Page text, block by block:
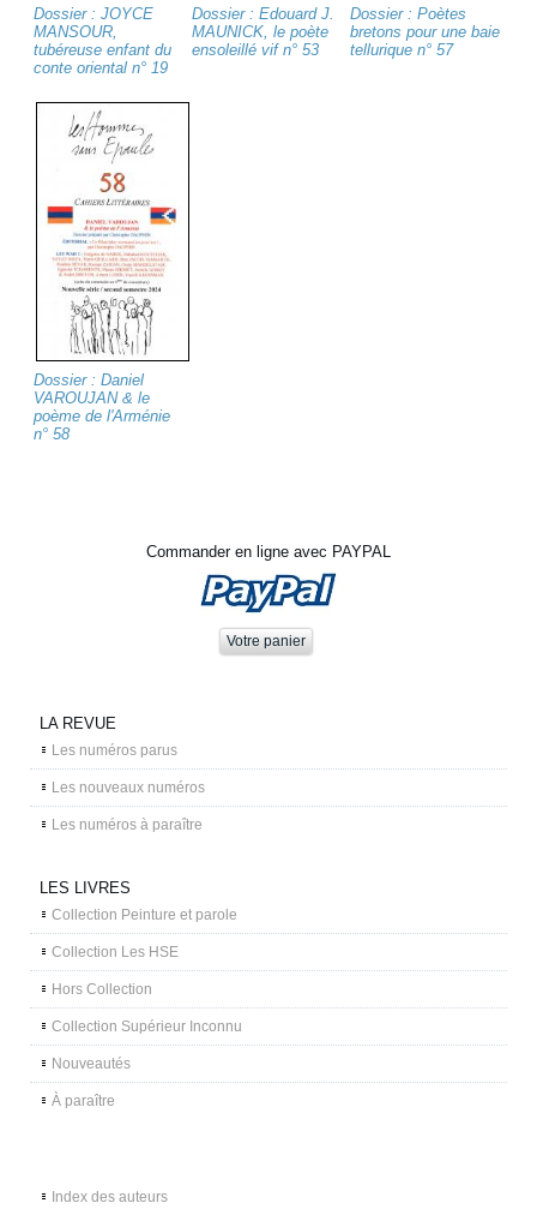
Dossier : JOYCE
MANSOUR,
tubéreuse enfant du
conte oriental n° 19
Dossier : Edouard J.
MAUNICK, le poète
ensoleillé vif n° 53
Dossier : Poètes
bretons pour une baie
tellurique n° 57
Dossier : Daniel
VAROUJAN & le
poème de l'Arménie
n° 58
Commander en ligne avec PAYPAL
LA REVUE
Les numéros parus
Les nouveaux numéros
Les numéros à paraître
LES LIVRES
Collection Peinture et parole
Collection Les HSE
Hors Collection
Collection Supérieur Inconnu
Nouveautés
À paraître
Index des auteurs